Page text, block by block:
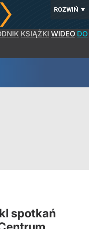
ROZWIŃ ▼
KSIĄŻKI WIDEO DO
spotkań